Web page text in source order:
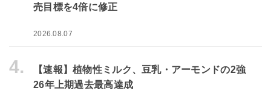
売目標を4倍に修正
2026.08.07
4.
【速報】植物性ミルク、豆乳・アーモンドの2強
26年上期過去最高達成